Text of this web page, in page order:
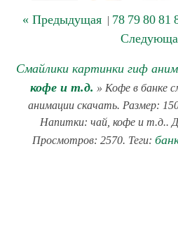
« Предыдущая| 78 79 80 81
Смайлики картинки гиф
кофе и т.д. » Кофе в банке
анимации скачать. Размер:
Напитки: чай, кофе и т.д..
Просмотров: 2570. Теги: